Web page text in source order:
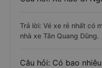
Trả lời: Vé xe rẻ nhất có
nhà xe Tân Quang Dũng.
Câu hỏi: Có bao